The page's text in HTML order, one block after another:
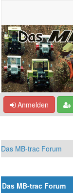
Anmelden
Das MB-trac Forum
Das MB-trac Forum